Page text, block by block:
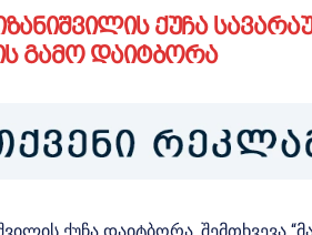
ქუჩა
გამო დაიტბორა